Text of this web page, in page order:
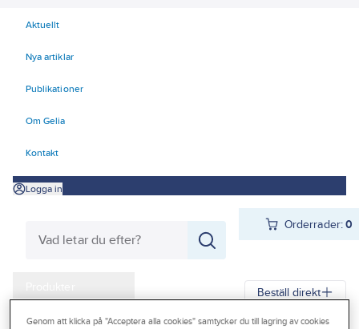
Aktuellt
Nya artiklar
Publikationer
Om Gelia
Kontakt
Logga in
Orderrader:0
Kampanjer
Beställ direkt
Genom att klicka på "Acceptera alla cookies" samtycker du till lagring av cookies